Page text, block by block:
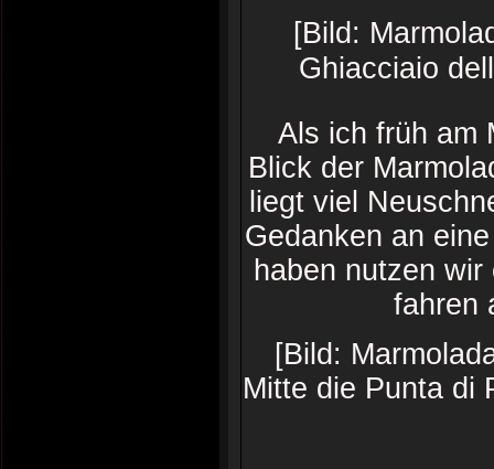
[Bild:
Ghiacciaio
Als ich früh am
Blick der
liegt viel
Gedanken an
haben nutzen wir
fahren
[Bild:
Mitte die Punta